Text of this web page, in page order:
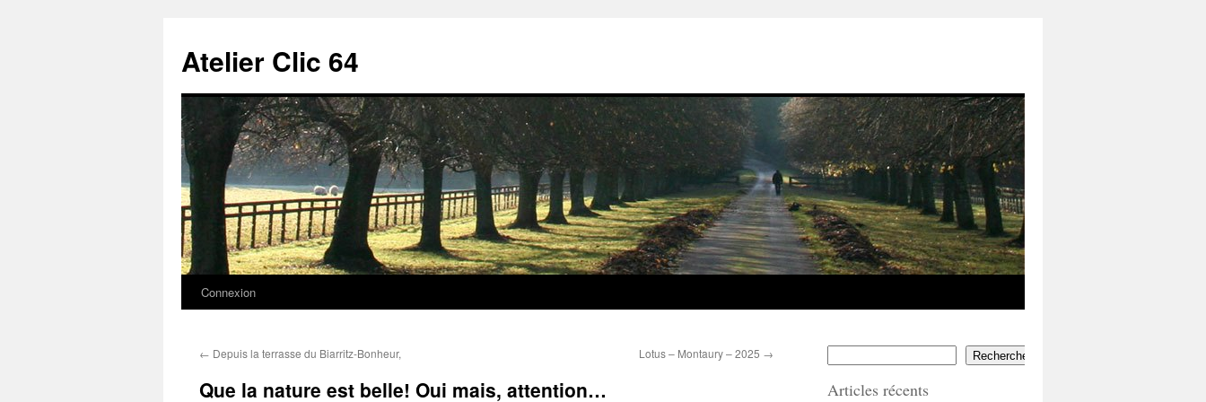
contenu
Atelier Clic 64
Connexion
← Depuis la terrasse du Biarritz-Bonheur, Lotus – Montaury – 2025 →
Que la nature est belle! Oui mais, attention…
Rechercher
Articles récents